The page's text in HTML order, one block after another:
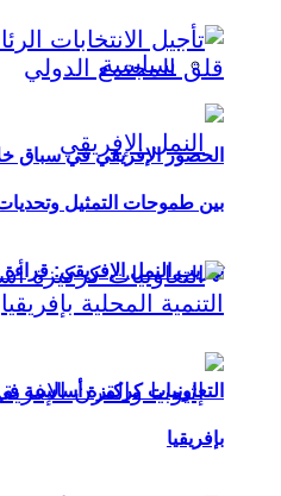
سياسية
تهريب النمل الإفريقي:
الحضور الإفريقي في سباق
بين طموحات التمثيل
التعاونيات كركيزة أساسية
بإفريقيا